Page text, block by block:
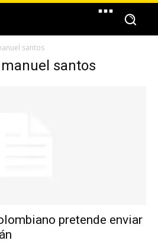
santos
santos
pretende enviar